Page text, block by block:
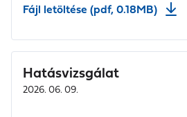
Fájl letöltése (pdf, 0.18MB)
Hatásvizsgálat
2026. 06. 09.